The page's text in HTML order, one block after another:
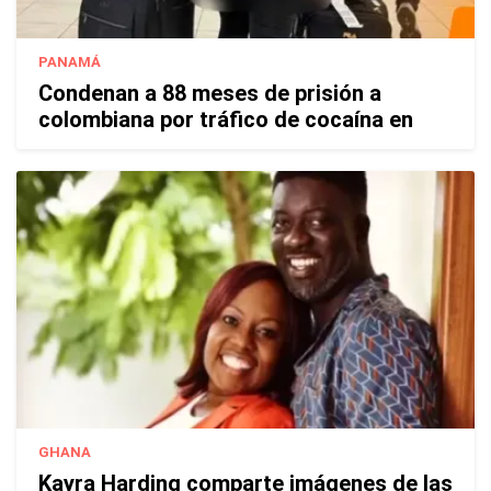
PANAMÁ
Condenan a 88 meses de prisión a
colombiana por tráfico de cocaína en
GHANA
Kayra Harding comparte imágenes de las